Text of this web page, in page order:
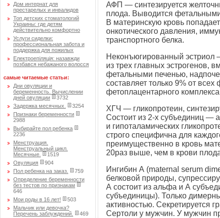
Дом интернат для
престарелых и инвалидов
Топ детских стоматологий
Украины: где детям
действительно комфортно
Услуги сиделки:
профессиональная забота и
поддержка для пожилых
Електроепіляція: назавжди
позбався небажаного волосся
самые читаемые статьи:
Дни овуляции и
беременность. Вычислении
дней овуляции
3732
Задержка месячных.
3254
Признаки беременности
2988
Выбирайте пол ребенка
2236
Менструация.
Менструальный цикл.
Месячные.
1519
Овуляция
904
Пол ребенка на заказ.
759
Определение беременности
без тестов по признакам
646
Мои роды в 16 лет!
503
Мальчик или девочка?
Перечень заблуждений.
469
АФП — синтезируется
плода. Выводится
В материнскую кровь
онкотического давления,
транспортного белка.
Неконъюгированный эстриол
из трех главных эстрогенов,
фетальными печенью,
составляет только 9% от
фетоплацентарного
ХГЧ — гликопротеин,
Состоит из 2-х субъединиц —
и гипоталамических
строго специфична для
преимущественно в кровь
20раз выше, чем в крови
Ингибин А (maternal serum
белковой природы,
А состоит из альфа и А
субъединицы). Только
активностью. Секретируется
Сертоли у мужчин. У мужчин